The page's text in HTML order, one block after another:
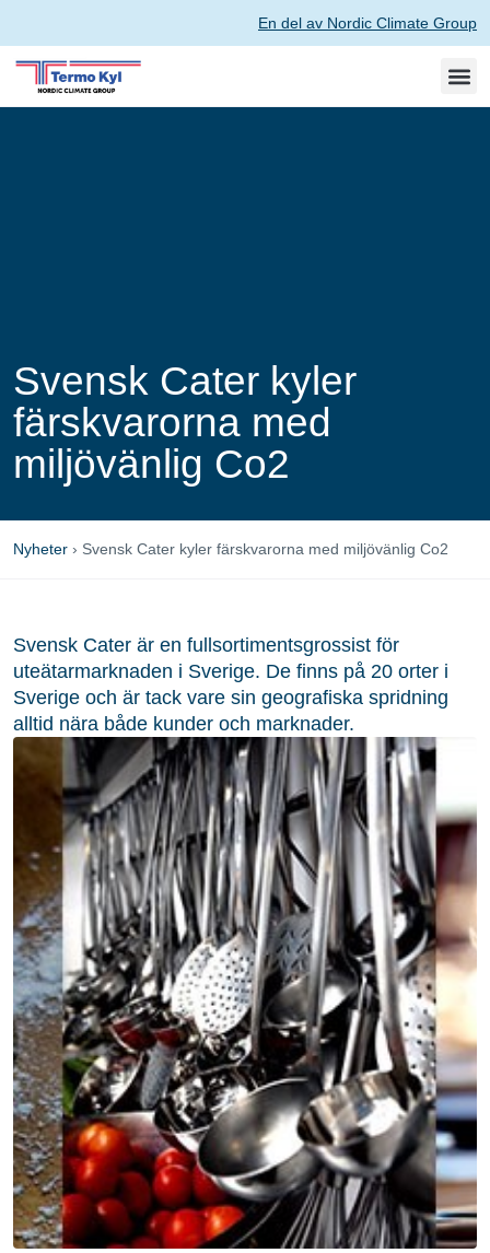
En del av Nordic Climate Group
Svensk Cater kyler
färskvarorna med
miljövänlig Co2
Nyheter › Svensk Cater kyler färskvarorna med miljövänlig Co2
Svensk Cater är en fullsortimentsgrossist för
uteätarmarknaden i Sverige. De finns på 20 orter i
Sverige och är tack vare sin geografiska spridning
alltid nära både kunder och marknader.